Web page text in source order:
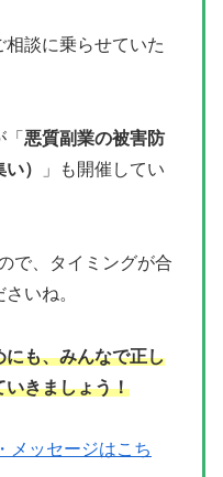
談に乗らせていた
悪質副業の被害防
）
」も開催してい
で、タイミングが合
いね。
にも、みんなで正し
いきましょう！
メッセージはこち